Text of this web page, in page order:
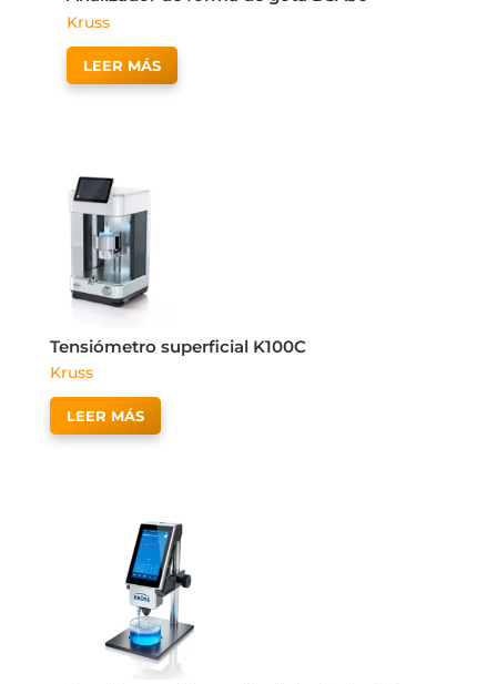
Kruss
LEER MÁS
Tensiómetro superficial K100C
Kruss
LEER MÁS